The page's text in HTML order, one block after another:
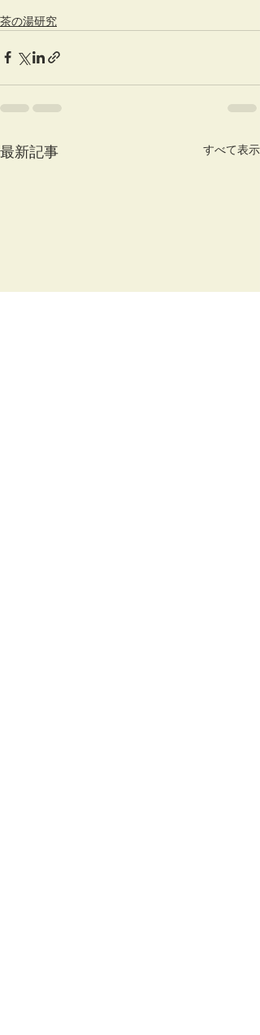
茶の湯研究
最新記事 すべて表示